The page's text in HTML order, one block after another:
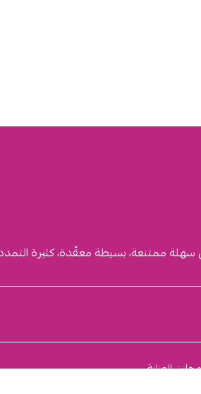
ممتنعة، بسيطة معقّدة، كثيرة
العناية